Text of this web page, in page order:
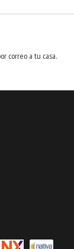
correo a tu casa.